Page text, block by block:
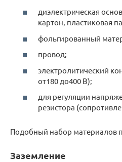
диэлектрическая
картон, пластиковая
фольгированный
провод;
электролитический
от180 до400 В);
для регуляции
резистора
Подобный набор материалов
Заземление